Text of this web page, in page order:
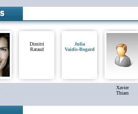
Dimitri
Rataud
Julia
Vaidis-Bogard
Xavier
Thiam